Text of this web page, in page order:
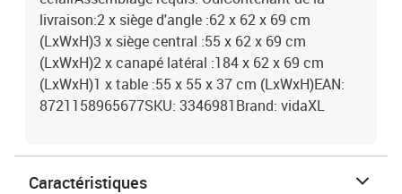
livraison:2 x siège d'angle :62 x 62 x 69 cm
(LxWxH)3 x siège central :55 x 62 x 69 cm
(LxWxH)2 x canapé latéral :184 x 62 x 69 cm
(LxWxH)1 x table :55 x 55 x 37 cm (LxWxH)EAN:
8721158965677SKU: 3346981Brand: vidaXL
Caractéristiques